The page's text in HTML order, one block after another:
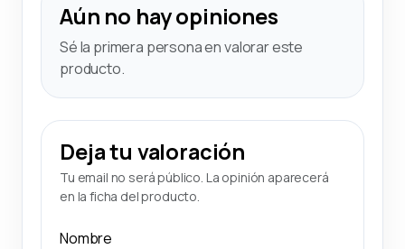
Aún no hay opiniones
Sé la primera persona en valorar este
producto.
Deja tu valoración
Tu email no será público. La opinión aparecerá
en la ficha del producto.
Nombre